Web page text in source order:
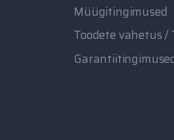
Müügitingimused
Toodete vahetus